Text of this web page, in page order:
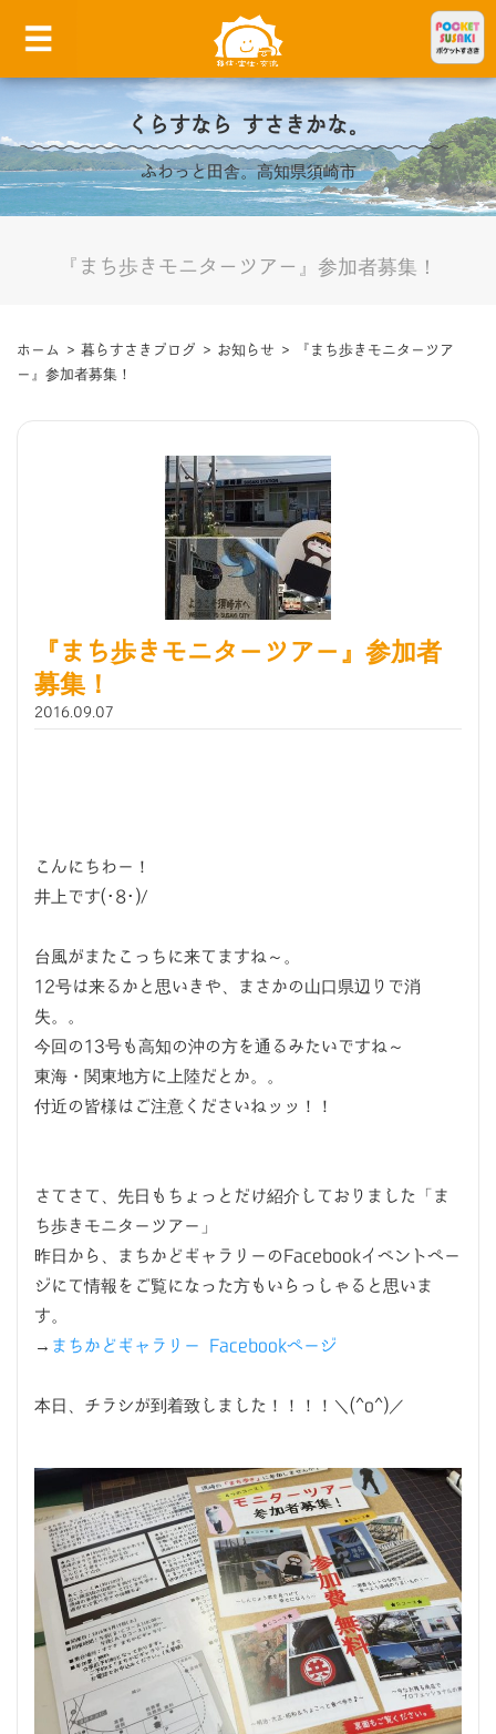
くらすなら すさきかな。
ふわっと田舎。高知県須崎市
『まち歩きモニターツアー』参加者募集！
ホーム > 暮らすさきブログ > お知らせ >
『まち歩きモニターツア
ー』参加者募集！
『まち歩きモニターツアー』参加者
募集！
2016.09.07
こんにちわー！
井上です(･8･)/
台風がまたこっちに来てますね～。
12号は来るかと思いきや、まさかの山口県辺りで消
失。。
今回の13号も高知の沖の方を通るみたいですね～
東海・関東地方に上陸だとか。。
付近の皆様はご注意くださいねッッ！！
さてさて、先日もちょっとだけ紹介しておりました「ま
ち歩きモニターツアー」
昨日から、まちかどギャラリーのFacebookイベントペー
ジにて情報をご覧になった方もいらっしゃると思いま
す。
→ まちかどギャラリー Facebookページ
本日、チラシが到着致しました！！！！＼(^o^)／